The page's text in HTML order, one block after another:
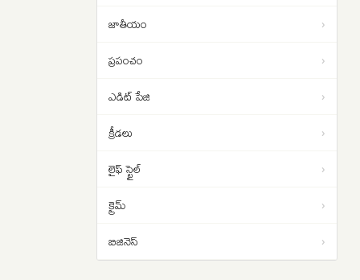
జాతీయం ›
ప్రపంచం ›
ఎడిట్ పేజి ›
క్రీడలు ›
లైఫ్ స్టైల్ ›
క్రైమ్ ›
బిజినెస్ ›